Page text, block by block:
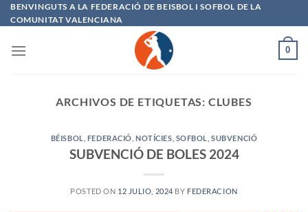
Saltar
al
BENVINGUTS A LA FEDERACIÓ DE BEISBOL I SOFBOL DE LA
COMUNITAT VALENCIANA
0
ARCHIVOS DE ETIQUETAS: CLUBES
BÉISBOL FEDERACIÓ ,NOTÍCIES SOFBOL ,SUBVENCIÓ
SUBVENCIÓ DE BOLES 2024
POSTED ON 12 JULIO, 2024 BY FEDERACION